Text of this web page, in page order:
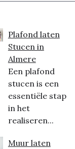
Plafond laten
Stucen in
Almere
Een plafond
stucen is een
essentiële stap
in het
realiseren...
Muur laten